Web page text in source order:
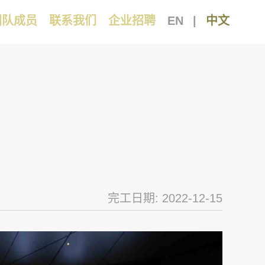
成员 联系我们 企业招聘 EN 中文
完工日期: 2022-12-15